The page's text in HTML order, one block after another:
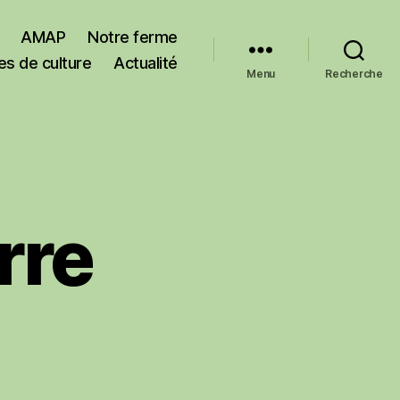
AMAP
Notre ferme
de culture Actualité
Menu Recherche